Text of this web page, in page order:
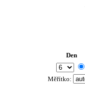
Den
Měřítko: